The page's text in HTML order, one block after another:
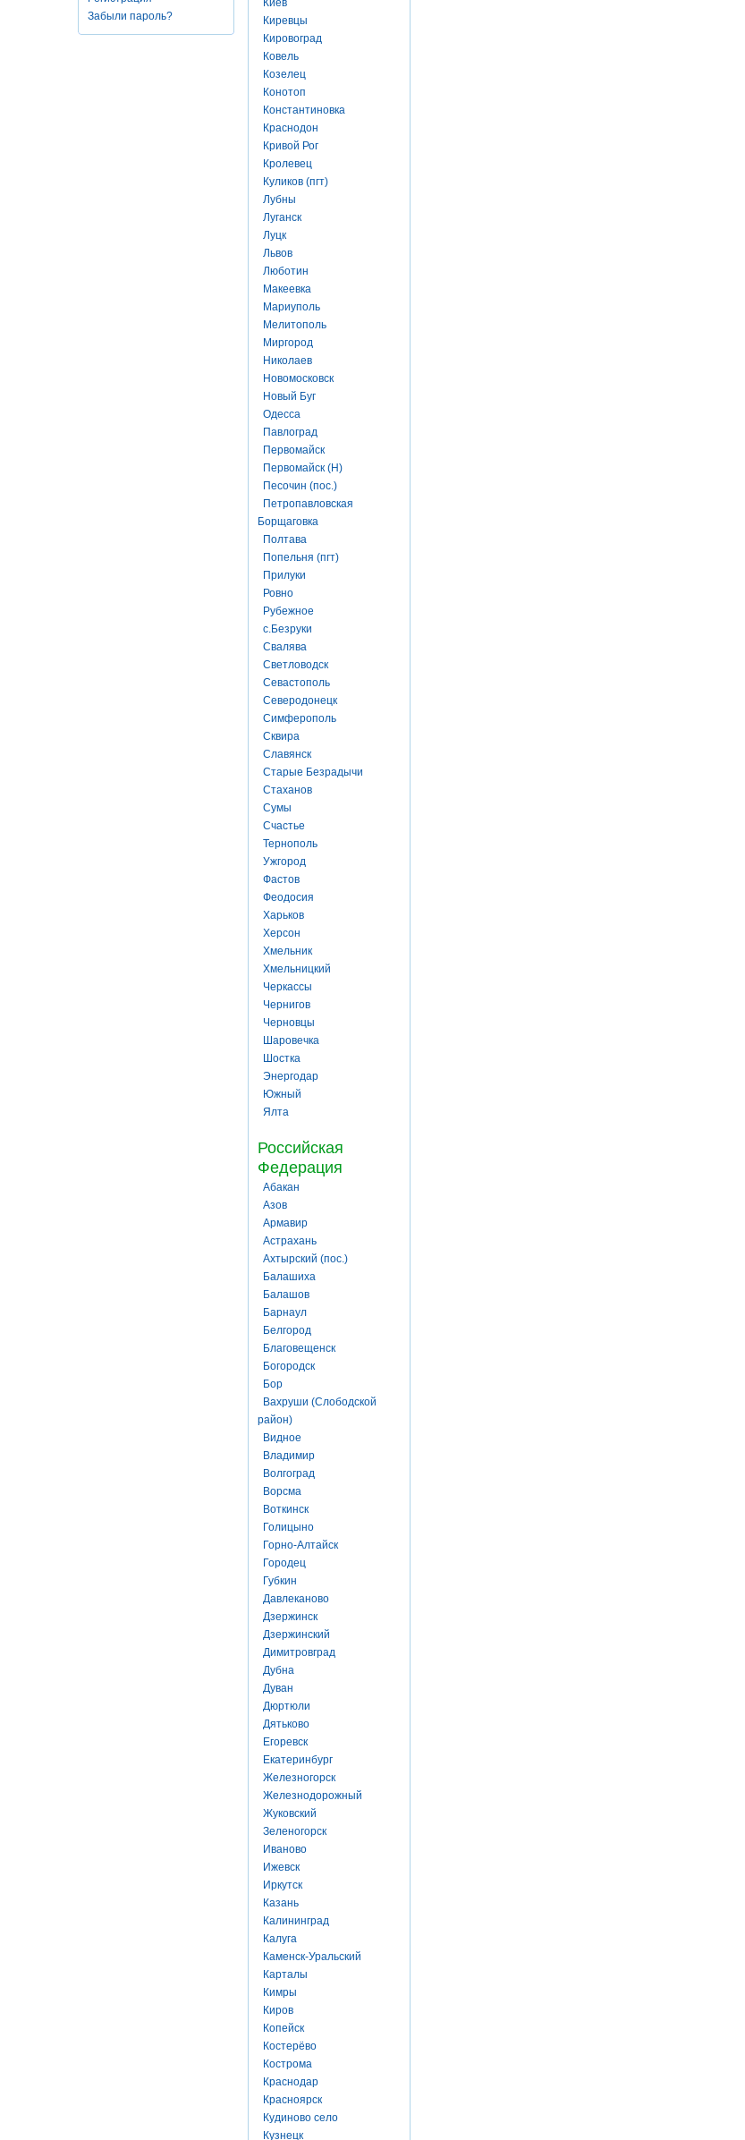
Забыли пароль?
Киев
Киревцы
Кировоград
Ковель
Козелец
Конотоп
Константиновка
Краснодон
Кривой Рог
Кролевец
Куликов (пгт)
Лубны
Луганск
Луцк
Львов
Люботин
Макеевка
Мариуполь
Мелитополь
Миргород
Николаев
Новомосковск
Новый Буг
Одесса
Павлоград
Первомайск
Первомайск (Н)
Песочин (пос.)
Петропавловская
Борщаговка
Полтава
Попельня (пгт)
Прилуки
Ровно
Рубежное
с.Безруки
Свалява
Светловодск
Севастополь
Северодонецк
Симферополь
Сквира
Славянск
Старые Безрадычи
Стаханов
Сумы
Счастье
Тернополь
Ужгород
Фастов
Феодосия
Харьков
Херсон
Хмельник
Хмельницкий
Черкассы
Чернигов
Черновцы
Шаровечка
Шостка
Энергодар
Южный
Ялта
Российская
Федерация
Абакан
Азов
Армавир
Астрахань
Ахтырский (пос.)
Балашиха
Балашов
Барнаул
Белгород
Благовещенск
Богородск
Бор
Вахруши (Слободской
район)
Видное
Владимир
Волгоград
Ворсма
Воткинск
Голицыно
Горно-Алтайск
Городец
Губкин
Давлеканово
Дзержинск
Дзержинский
Димитровград
Дубна
Дуван
Дюртюли
Дятьково
Егоревск
Екатеринбург
Железногорск
Железнодорожный
Жуковский
Зеленогорск
Иваново
Ижевск
Иркутск
Казань
Калининград
Калуга
Каменск-Уральский
Карталы
Кимры
Киров
Копейск
Костерёво
Кострома
Краснодар
Красноярск
Кудиново село
Кузнецк